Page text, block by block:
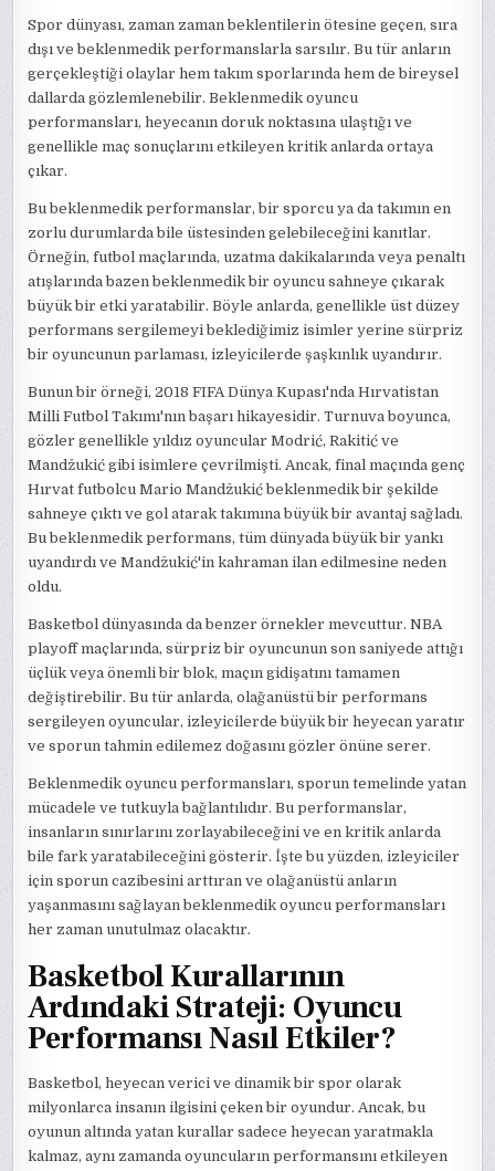
Spor dünyası, zaman zaman beklentilerin ötesine geçen, sıra
dışı ve beklenmedik performanslarla sarsılır. Bu tür anların
gerçekleştiği olaylar hem takım sporlarında hem de bireysel
dallarda gözlemlenebilir. Beklenmedik oyuncu
performansları, heyecanın doruk noktasına ulaştığı ve
genellikle maç sonuçlarını etkileyen kritik anlarda ortaya
çıkar.
Bu beklenmedik performanslar, bir sporcu ya da takımın en
zorlu durumlarda bile üstesinden gelebileceğini kanıtlar.
Örneğin, futbol maçlarında, uzatma dakikalarında veya penaltı
atışlarında bazen beklenmedik bir oyuncu sahneye çıkarak
büyük bir etki yaratabilir. Böyle anlarda, genellikle üst düzey
performans sergilemeyi beklediğimiz isimler yerine sürpriz
bir oyuncunun parlaması, izleyicilerde şaşkınlık uyandırır.
Bunun bir örneği, 2018 FIFA Dünya Kupası'nda Hırvatistan
Milli Futbol Takımı'nın başarı hikayesidir. Turnuva boyunca,
gözler genellikle yıldız oyuncular Modrić, Rakitić ve
Mandžukić gibi isimlere çevrilmişti. Ancak, final maçında genç
Hırvat futbolcu Mario Mandžukić beklenmedik bir şekilde
sahneye çıktı ve gol atarak takımına büyük bir avantaj sağladı.
Bu beklenmedik performans, tüm dünyada büyük bir yankı
uyandırdı ve Mandžukić'in kahraman ilan edilmesine neden
oldu.
Basketbol dünyasında da benzer örnekler mevcuttur. NBA
playoff maçlarında, sürpriz bir oyuncunun son saniyede attığı
üçlük veya önemli bir blok, maçın gidişatını tamamen
değiştirebilir. Bu tür anlarda, olağanüstü bir performans
sergileyen oyuncular, izleyicilerde büyük bir heyecan yaratır
ve sporun tahmin edilemez doğasını gözler önüne serer.
Beklenmedik oyuncu performansları, sporun temelinde yatan
mücadele ve tutkuyla bağlantılıdır. Bu performanslar,
insanların sınırlarını zorlayabileceğini ve en kritik anlarda
bile fark yaratabileceğini gösterir. İşte bu yüzden, izleyiciler
için sporun cazibesini arttıran ve olağanüstü anların
yaşanmasını sağlayan beklenmedik oyuncu performansları
her zaman unutulmaz olacaktır.
Basketbol Kurallarının
Ardındaki Strateji: Oyuncu
Performansı Nasıl Etkiler?
Basketbol, heyecan verici ve dinamik bir spor olarak
milyonlarca insanın ilgisini çeken bir oyundur. Ancak, bu
oyunun altında yatan kurallar sadece heyecan yaratmakla
kalmaz, aynı zamanda oyuncuların performansını etkileyen